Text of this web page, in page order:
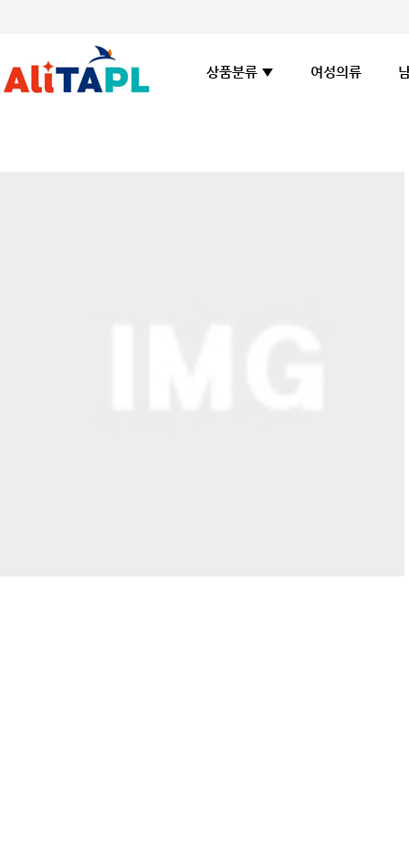
상품분류 ▼ 여성의류